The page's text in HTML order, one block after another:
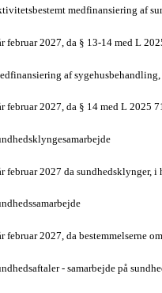
medfinansiering af
februar 2027, da § 13-14 med L
af
februar 2027, da § 14 med L 2025
februar 2027 da sundhedsklynger,
februar 2027, da bestemmelserne
- samarbejde på